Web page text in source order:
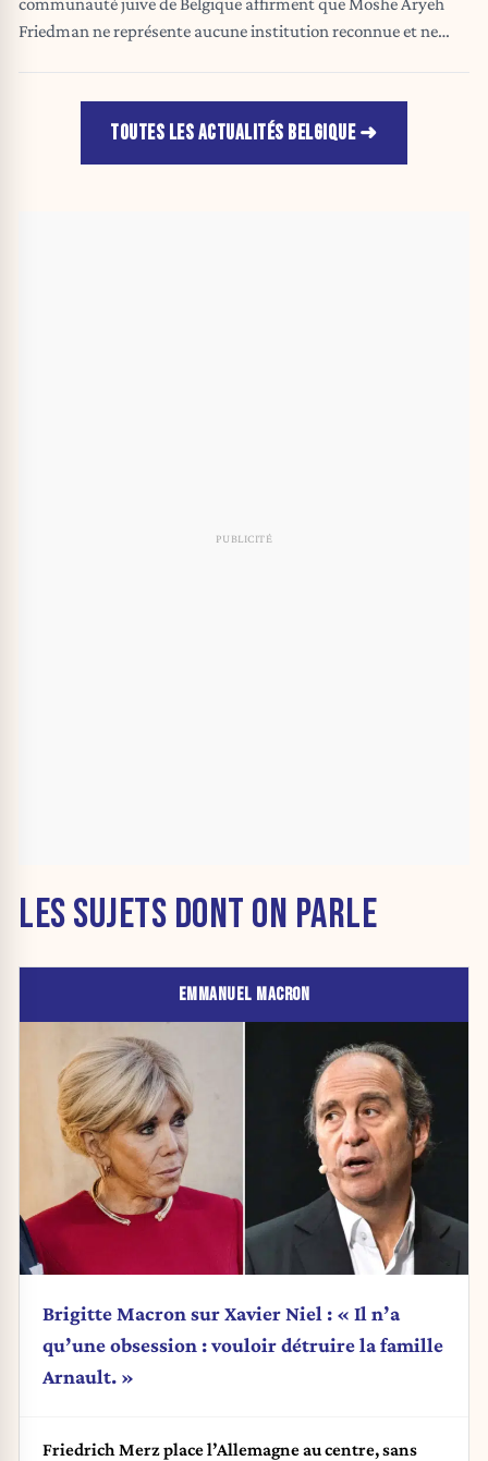
Friedman ne représente aucune institution reconnue et ne
TOUTES LES ACTUALITÉS BELGIQUE
LES SUJETS DONT ON PARLE
EMMANUEL MACRON
Brigitte Macron sur Xavier Niel : « Il n’a
qu’une obsession : vouloir détruire la famille
Arnault. »
Friedrich Merz place l’Allemagne au centre, sans